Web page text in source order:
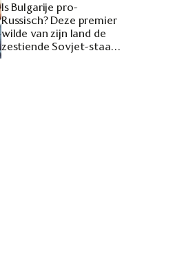
Is Bulgarije pro-
Russisch? Deze premier
wilde van zijn land de
zestiende Sovjet-staat
maken